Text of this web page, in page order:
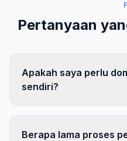
Pertanyaan
Apakah saya perlu
sendiri?
Berapa lama proses